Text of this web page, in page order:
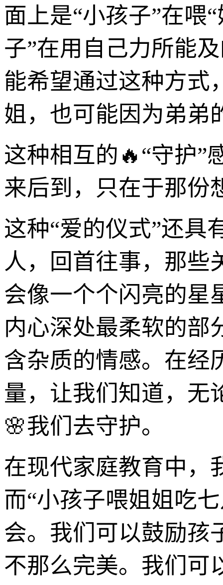
面上是“小孩子”在喂
子”在用自己力所能
能希望通过这种方式
姐，也可能因为弟弟
这种相互的🔥“守护”
来后到，只在于那份
这种“爱的仪式”还具
人，回首往事，那些
会像一个个闪亮的星
内心深处最柔软的部
含杂质的情感。在经
量，让我们知道，无
🌸我们去守护。
在现代家庭教育中，
而“小孩子喂姐姐吃
会。我们可以鼓励孩
不那么完美。我们可